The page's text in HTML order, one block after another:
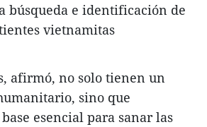
búsqueda e identificación de
vietnamitas
afirmó, no solo tienen un
sino que
esencial para sanar las